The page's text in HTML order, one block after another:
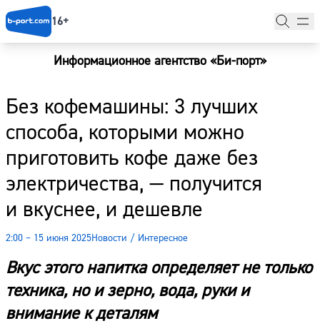
16+
Информационное агентство «Би-порт»
Без кофемашины: 3 лучших
способа, которыми можно
приготовить кофе даже без
электричества, — получится
и вкуснее, и дешевле
2:00 – 15 июня 2025Новости / Интересное
Вкус этого напитка определяет не только
техника, но и зерно, вода, руки и
внимание к деталям
Новости
Наши гости
Фоторепортажи
Погода
Курсы валют